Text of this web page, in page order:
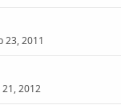
23, 2011
21, 2012